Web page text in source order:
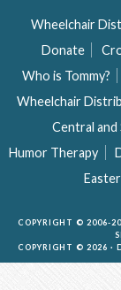
Wheelchair
Donate
Who is Tommy?
Wheelchair
Central and
Humor Therapy
COPYRIGHT © 2006-
COPYRIGHT © 2026 ·